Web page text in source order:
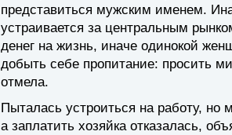
представиться мужским именем.
устраивается за центральным
денег на жизнь, иначе одинокой
добыть себе пропитание: просить
отмела.
Пыталась устроиться на работу, но
а заплатить хозяйка отказалась,